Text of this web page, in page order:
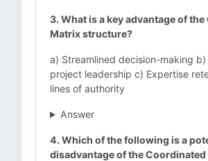
3. What is a key advantage of
Matrix structure?
a) Streamlined decision-making b)
project leadership c) Expertise
lines of authority
Answer
4. Which of the following is a
disadvantage of the